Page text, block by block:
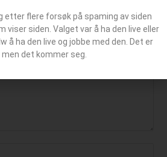
etter flere forsøk på spaming av siden
viser siden. Valget var å ha den live eller
å ha den live og jobbe med den. Det er
det kommer seg.